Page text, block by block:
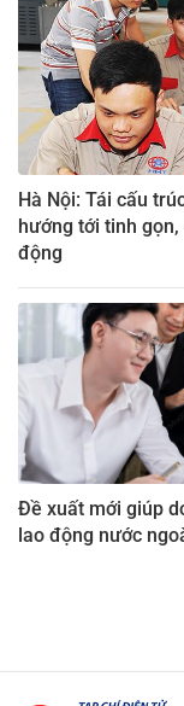
Hà Nội: Tái cấu
hướng tới tinh
động
Đề xuất mới giúp
lao động nước